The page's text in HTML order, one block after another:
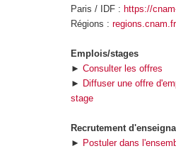
Paris / IDF :https://
Régions :regions.cnam.fr
Emplois/stages
►Consulter les offres
► Diffuser une offre
stage
Recrutement
► Postuler dans